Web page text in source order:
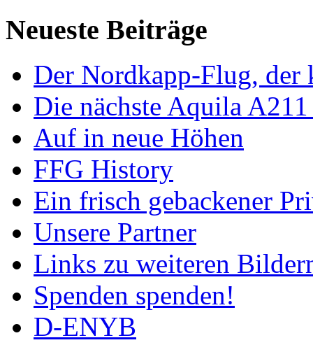
Neueste Beiträge
Der Nordkapp-Flug, der
Die nächste Aquila
Auf in neue Höhen
FFG History
Ein frisch gebackener
Unsere Partner
Links zu weiteren
Spenden spenden!
D-ENYB